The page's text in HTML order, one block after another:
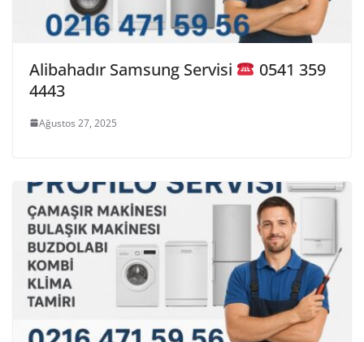
Alibahadır Samsung Servisi
0541 359
4443
Ağustos 27, 2025